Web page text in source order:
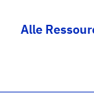
Alle